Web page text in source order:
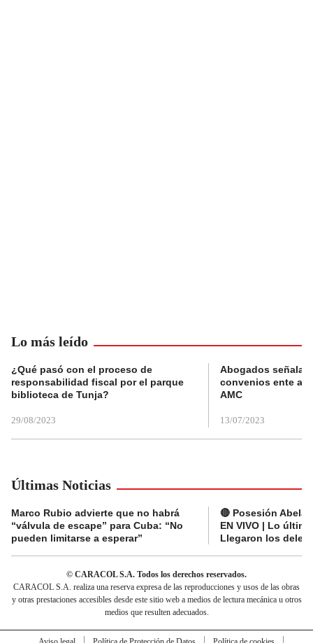
Lo más leído
¿Qué pasó con el proceso de
responsabilidad fiscal por el parque
biblioteca de Tunja?
29/08/2023
Abogados
convenios ente
AMC
13/07/2023
Últimas Noticias
Marco Rubio advierte que no habrá
“válvula de escape” para Cuba: “No
pueden limitarse a esperar”
🔴 Posesión
EN VIVO | Lo
Llegaron los
© CARACOL S.A. Todos los derechos reservados.
CARACOL S.A. realiza una reserva expresa de las reproducciones y usos de las obras
y otras prestaciones accesibles desde este sitio web a medios de lectura mecánica u otros
medios que resulten adecuados.